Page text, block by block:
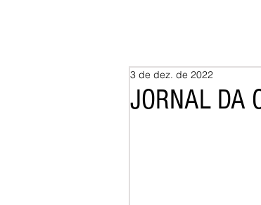
JORNAL DA
3 de dez. de 2022